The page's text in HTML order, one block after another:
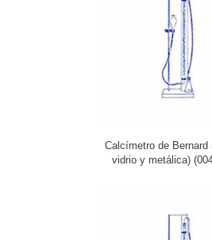
Calcímetro de Bernard
vidrio y metálica)